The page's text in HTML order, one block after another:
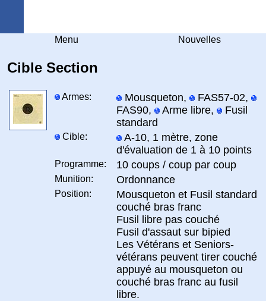
Menu Nouvelles
Cible Section
Armes: Mousqueton,
FAS57-02,
FAS90,
Arme libre,
Fusil
standard
Cible:
A-10, 1 mètre, zone
d'évaluation de 1 à 10 points
Programme: 10 coups / coup par coup
Munition: Ordonnance
Position:
Mousqueton et Fusil standard
couché bras franc
Fusil libre pas couché
Fusil d'assaut sur bipied
Les Vétérans et Seniors-
vétérans peuvent tirer couché
appuyé au mousqueton ou
couché bras franc au fusil
libre.